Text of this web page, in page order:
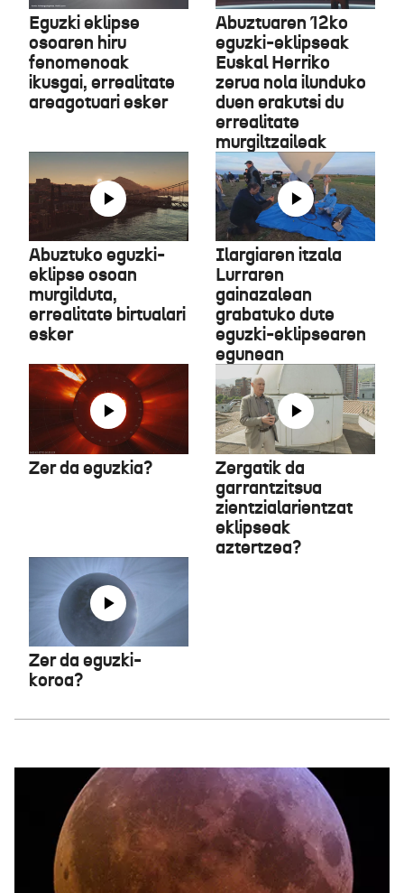
Eguzki eklipse
osoaren hiru
fenomenoak
ikusgai, errealitate
areagotuari esker
Abuztuaren 12ko
eguzki-eklipseak
Euskal Herriko
zerua nola ilunduko
duen erakutsi du
errealitate
murgiltzaileak
Abuztuko eguzki-
eklipse osoan
murgilduta,
errealitate birtualari
esker
Ilargiaren itzala
Lurraren
gainazalean
grabatuko dute
eguzki-eklipsearen
egunean
Zer da eguzkia?
Zergatik da
garrantzitsua
zientzialarientzat
eklipseak
aztertzea?
Zer da eguzki-
koroa?